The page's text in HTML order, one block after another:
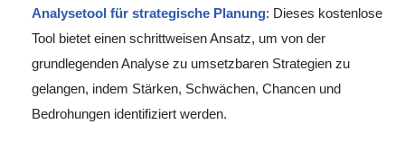
Analysetool für strategische Planung: Dieses kostenlose
Tool bietet einen schrittweisen Ansatz, um von der
grundlegenden Analyse zu umsetzbaren Strategien zu
gelangen, indem Stärken, Schwächen, Chancen und
Bedrohungen identifiziert werden.